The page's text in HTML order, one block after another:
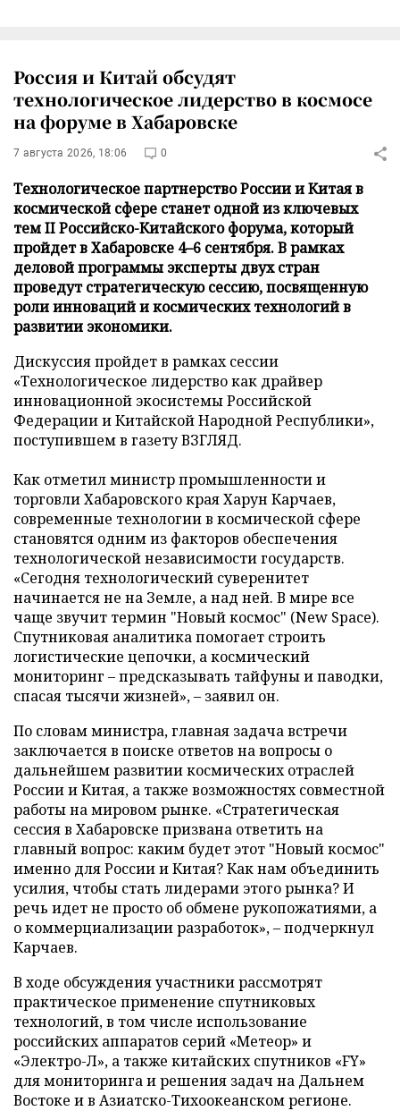
Россия и Китай обсудят
технологическое лидерство в космосе
на форуме в Хабаровске
7 августа 2026, 18:06 0
Технологическое партнерство России и Китая в
космической сфере станет одной из ключевых
тем II Российско-Китайского форума, который
пройдет в Хабаровске 4–6 сентября. В рамках
деловой программы эксперты двух стран
проведут стратегическую сессию, посвященную
роли инноваций и космических технологий в
развитии экономики.
Дискуссия пройдет в рамках сессии
«Технологическое лидерство как драйвер
инновационной экосистемы Российской
Федерации и Китайской Народной Республики»,
поступившем в газету ВЗГЛЯД.
Как отметил министр промышленности и
торговли Хабаровского края Харун Карчаев,
современные технологии в космической сфере
становятся одним из факторов обеспечения
технологической независимости государств.
«Сегодня технологический суверенитет
начинается не на Земле, а над ней. В мире все
чаще звучит термин "Новый космос" (New Space).
Спутниковая аналитика помогает строить
логистические цепочки, а космический
мониторинг – предсказывать тайфуны и паводки,
спасая тысячи жизней», – заявил он.
По словам министра, главная задача встречи
заключается в поиске ответов на вопросы о
дальнейшем развитии космических отраслей
России и Китая, а также возможностях совместной
работы на мировом рынке. «Стратегическая
сессия в Хабаровске призвана ответить на
главный вопрос: каким будет этот "Новый космос"
именно для России и Китая? Как нам объединить
усилия, чтобы стать лидерами этого рынка? И
речь идет не просто об обмене рукопожатиями, а
о коммерциализации разработок», – подчеркнул
Карчаев.
В ходе обсуждения участники рассмотрят
практическое применение спутниковых
технологий, в том числе использование
российских аппаратов серий «Метеор» и
«Электро-Л», а также китайских спутников «FY»
для мониторинга и решения задач на Дальнем
Востоке и в Азиатско-Тихоокеанском регионе.